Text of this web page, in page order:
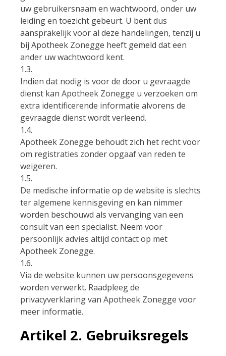
uw gebruikersnaam en wachtwoord, onder uw
leiding en toezicht gebeurt. U bent dus
aansprakelijk voor al deze handelingen, tenzij u
bij Apotheek Zonegge heeft gemeld dat een
ander uw wachtwoord kent.
1.3.
Indien dat nodig is voor de door u gevraagde
dienst kan Apotheek Zonegge u verzoeken om
extra identificerende informatie alvorens de
gevraagde dienst wordt verleend.
1.4.
Apotheek Zonegge behoudt zich het recht voor
om registraties zonder opgaaf van reden te
weigeren.
1.5.
De medische informatie op de website is slechts
ter algemene kennisgeving en kan nimmer
worden beschouwd als vervanging van een
consult van een specialist. Neem voor
persoonlijk advies altijd contact op met
Apotheek Zonegge.
1.6.
Via de website kunnen uw persoonsgegevens
worden verwerkt. Raadpleeg de
privacyverklaring van Apotheek Zonegge voor
meer informatie.
Artikel 2. Gebruiksregels